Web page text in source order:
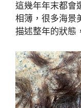
這幾年年末都會
相簿，很多海景
描述整年的狀態